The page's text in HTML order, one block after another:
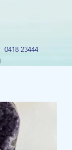
0418 23444